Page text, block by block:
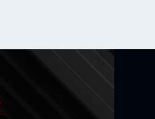
害 害 害 害 害 害 害
害 害 害 害 害 害 害